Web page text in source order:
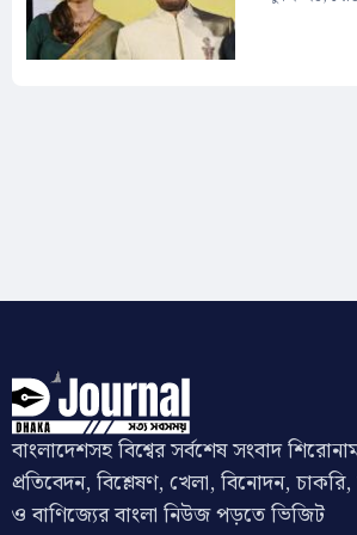
বাংলাদেশসহ বিশ্বের সর্বশেষ সংবাদ
প্রতিবেদন, বিশ্লেষণ, খেলা, বিনোদন,
ও বাণিজ্যের বাংলা নিউজ পড়তে ভিজিট